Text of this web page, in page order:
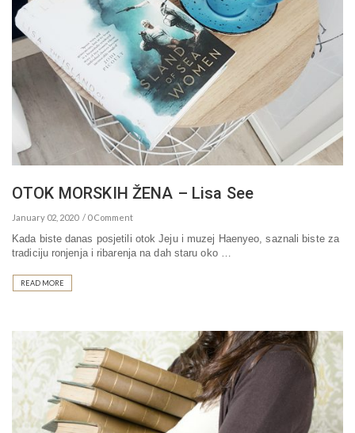
OTOK MORSKIH ŽENA – Lisa See
January 02, 2020 0 Comment
Kada biste danas posjetili otok Jeju i muzej Haenyeo, saznali biste za
tradiciju ronjenja i ribarenja na dah staru oko …
READ MORE